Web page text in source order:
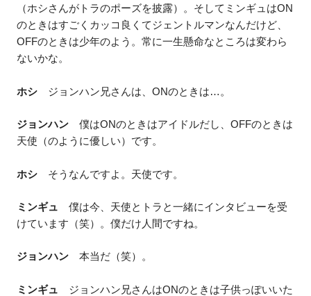
（ホシさんがトラのポーズを披露）。そしてミンギュはON
のときはすごくカッコ良くてジェントルマンなんだけど、
OFFのときは少年のよう。常に一生懸命なところは変わら
ないかな。
ホシ ジョンハン兄さんは、ONのときは…。
ジョンハン 僕はONのときはアイドルだし、OFFのときは
天使（のように優しい）です。
ホシ そうなんですよ。天使です。
ミンギュ 僕は今、天使とトラと一緒にインタビューを受
けています（笑）。僕だけ人間ですね。
ジョンハン 本当だ（笑）。
ミンギュ ジョンハン兄さんはONのときは子供っぽいいた